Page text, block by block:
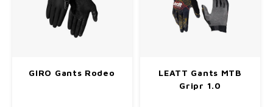
GIRO Gants Rodeo
LEATT Gants MTB
Gripr 1.0